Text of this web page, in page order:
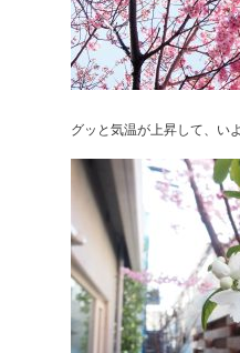
グッと気温が上昇して、い